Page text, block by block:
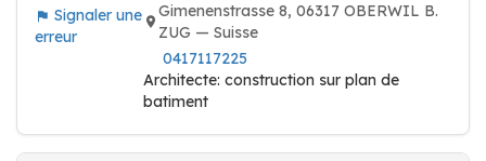
Signaler une
erreur
Gimenenstrasse 8, 06317 OBERWIL B.
ZUG — Suisse
0417117225
Architecte: construction sur plan de
batiment